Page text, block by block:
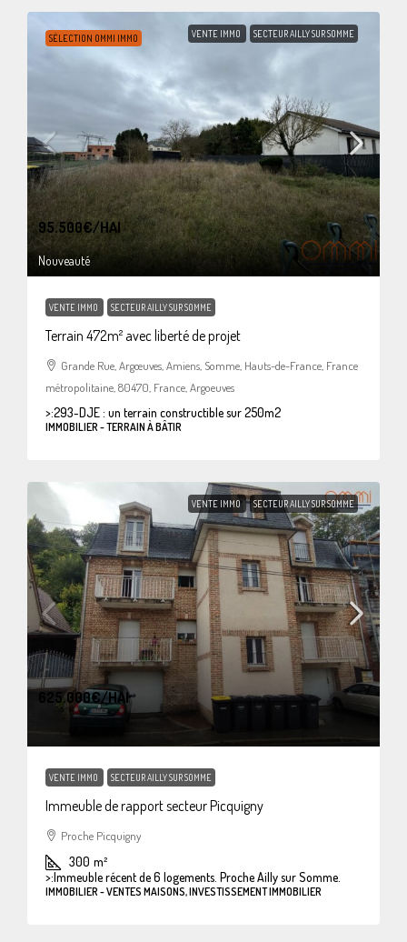
SÉLECTION OMMI IMMO VENTE IMMO SECTEUR AILLY SUR SOMME
95.500€/HAI
Nouveauté
VENTE IMMO SECTEUR AILLY SUR SOMME
Terrain 472m² avec liberté de projet
Grande Rue, Argœuves, Amiens, Somme, Hauts-de-France, France
métropolitaine, 80470, France, Argoeuves
>:293-DJE : un terrain constructible sur 250m2
IMMOBILIER - TERRAIN À BÂTIR
VENTE IMMO SECTEUR AILLY SUR SOMME
625.000€/HAI
VENTE IMMO SECTEUR AILLY SUR SOMME
Immeuble de rapport secteur Picquigny
Proche Picquigny
300 m²
>:Immeuble récent de 6 logements. Proche Ailly sur Somme.
IMMOBILIER - VENTES MAISONS, INVESTISSEMENT IMMOBILIER